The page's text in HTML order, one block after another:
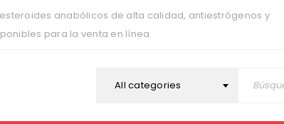
anabólicos de alta calidad, antiestrógenos y
para la venta en línea
All categories